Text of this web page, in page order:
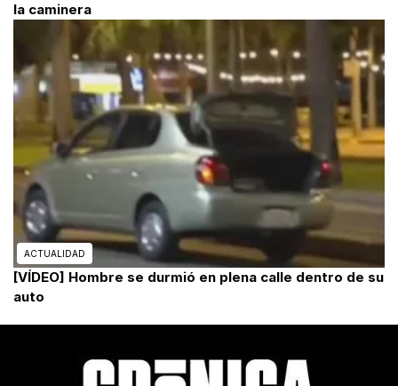
la caminera
ACTUALIDAD
[VÍDEO] Hombre se durmió en plena calle dentro de su
auto